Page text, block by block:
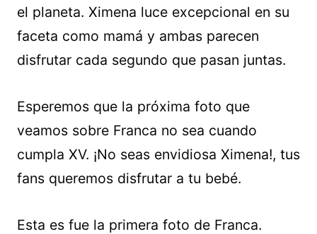
el planeta. Ximena luce excepcional en su
faceta como mamá y ambas parecen
disfrutar cada segundo que pasan juntas.
Esperemos que la próxima foto que
veamos sobre Franca no sea cuando
cumpla XV. ¡No seas envidiosa Ximena!, tus
fans queremos disfrutar a tu bebé.
Esta es fue la primera foto de Franca.